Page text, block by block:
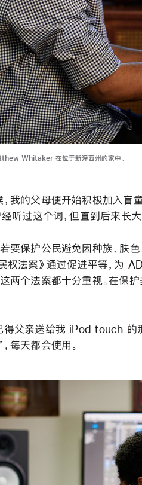
Whitaker 在位于新泽西州的家中。
，我的父母便开始积极加入盲
听过这个词，但直到后来长大
要保护公民避免因种族、肤
权法案》通过促进平等，为
这两个法案都十分重视。在保
得父亲送给我 iPod touch 的
每天都会使用。